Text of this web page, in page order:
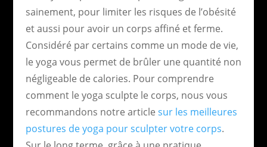
sainement, pour limiter les risques de l’obésité
et aussi pour avoir un corps affiné et ferme.
Considéré par certains comme un mode de vie,
le yoga vous permet de brûler une quantité non
négligeable de calories. Pour comprendre
comment le yoga sculpte le corps, nous vous
recommandons notre article sur les meilleures
postures de yoga pour sculpter votre corps.